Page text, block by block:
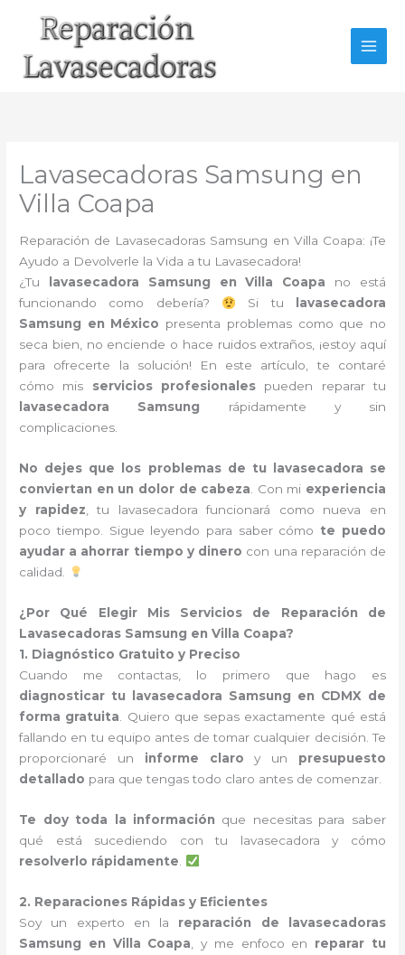
Lavasecadoras Samsung en
Villa Coapa
Reparación de Lavasecadoras Samsung en Villa Coapa: ¡Te
Ayudo a Devolverle la Vida a tu Lavasecadora!
¿Tu
lavasecadora Samsung en Villa Coapa no está
funcionando como debería?
Si tu
lavasecadora
Samsung en México presenta problemas como que no
seca bien, no enciende o hace ruidos extraños, ¡estoy aquí
para ofrecerte la solución! En este artículo, te contaré
cómo mis servicios profesionales pueden reparar tu
lavasecadora Samsung rápidamente y sin
complicaciones.
No dejes que los problemas de tu lavasecadora se
conviertan en un dolor de cabeza . Con mi experiencia
y rapidez , tu lavasecadora funcionará como nueva en
poco tiempo. Sigue leyendo para saber cómo te puedo
ayudar a ahorrar tiempo y dinero con una reparación de
calidad.
¿Por Qué Elegir Mis Servicios de Reparación de
Lavasecadoras Samsung en Villa Coapa?
1. Diagnóstico Gratuito y Preciso
Cuando me contactas, lo primero que hago es
diagnosticar tu lavasecadora Samsung en CDMX de
forma gratuita . Quiero que sepas exactamente qué está
fallando en tu equipo antes de tomar cualquier decisión. Te
proporcionaré un informe claro y un presupuesto
detallado para que tengas todo claro antes de comenzar.
Te doy toda la información que necesitas para saber
qué está sucediendo con tu lavasecadora y cómo
resolverlo rápidamente
2. Reparaciones Rápidas y Eficientes
Soy un experto en la reparación de lavasecadoras
Samsung en Villa Coapa , y me enfoco en reparar tu